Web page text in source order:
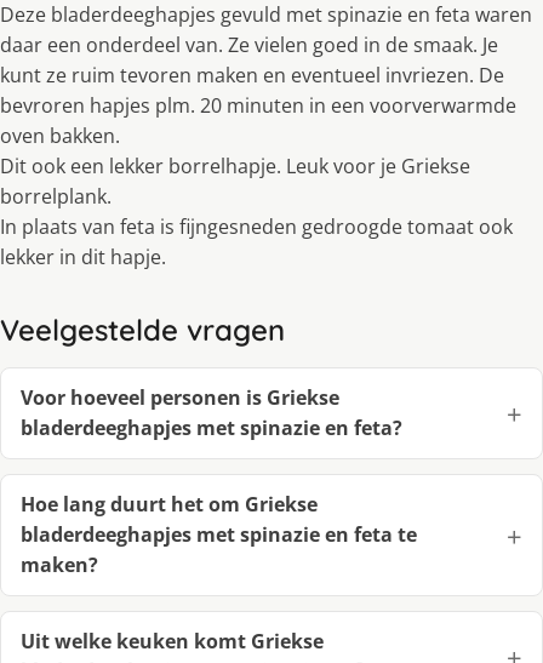
Deze bladerdeeghapjes gevuld met spinazie en feta waren
daar een onderdeel van. Ze vielen goed in de smaak. Je
kunt ze ruim tevoren maken en eventueel invriezen. De
bevroren hapjes plm. 20 minuten in een voorverwarmde
oven bakken.
Dit ook een lekker borrelhapje. Leuk voor je Griekse
borrelplank.
In plaats van feta is fijngesneden gedroogde tomaat ook
lekker in dit hapje.
Veelgestelde vragen
Voor hoeveel personen is Griekse
bladerdeeghapjes met spinazie en feta?
Hoe lang duurt het om Griekse
bladerdeeghapjes met spinazie en feta te
maken?
Uit welke keuken komt Griekse